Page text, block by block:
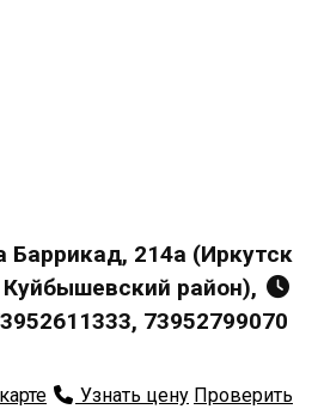
Баррикад, 214а (Иркутск
Куйбышевский район),
73952799070
Узнать цену Проверить